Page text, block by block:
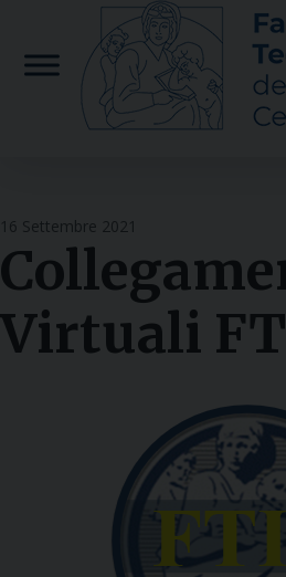
content
16 Settembre 2021
Virtuali